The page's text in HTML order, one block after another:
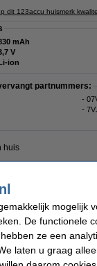
dit 123accu huismerk
mAh
V
ion
partnummers:
-
-
huis
mogelijk
De functionele
ze een
laten u graag